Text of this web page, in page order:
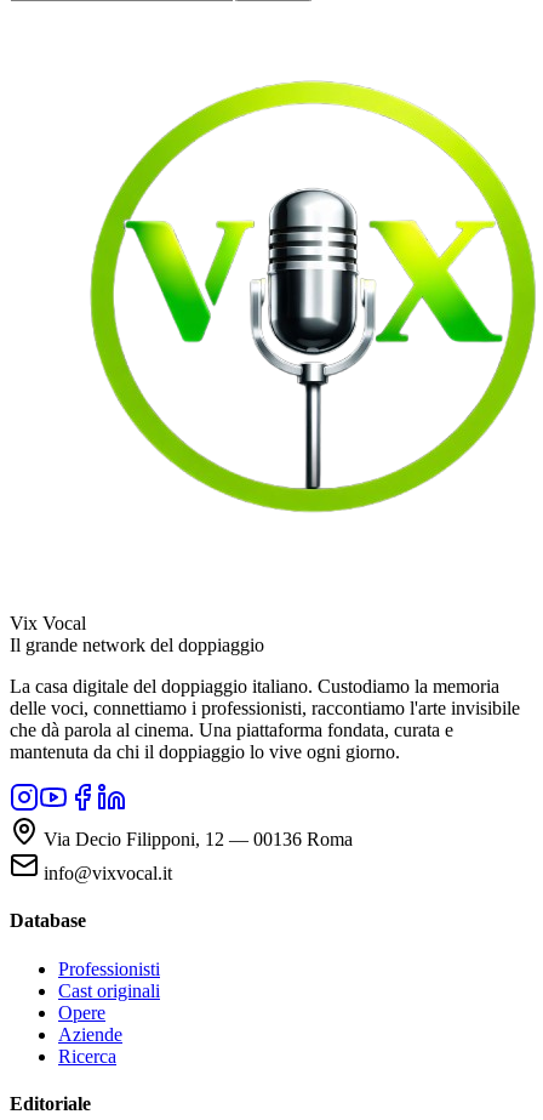
Vix Vocal
Il grande network del doppiaggio
La casa digitale del doppiaggio italiano. Custodiamo la memoria
delle voci, connettiamo i professionisti, raccontiamo l'arte invisibile
che dà parola al cinema. Una piattaforma fondata, curata e
mantenuta da chi il doppiaggio lo vive ogni giorno.
Via Decio Filipponi, 12 — 00136 Roma
info@vixvocal.it
Database
Professionisti
Cast originali
Opere
Aziende
Ricerca
Editoriale